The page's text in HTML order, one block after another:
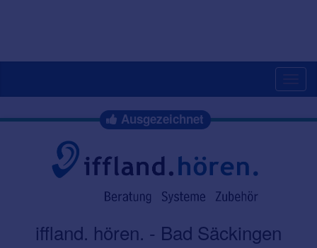
Ausgezeichnet
iffland. hören. - Bad Säckingen